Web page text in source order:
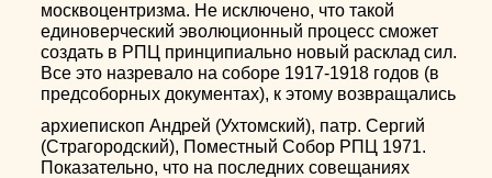
москвоцентризма. Не исключено, что такой
единоверческий эволюционный процесс сможет
создать в РПЦ принципиально новый расклад сил.
Все это назревало на соборе 1917-1918 годов (в
предсоборных документах), к этому возвращались
архиепископ Андрей (Ухтомский), патр. Сергий
(Страгородский), Поместный Собор РПЦ 1971.
Показательно, что на последних совещаниях